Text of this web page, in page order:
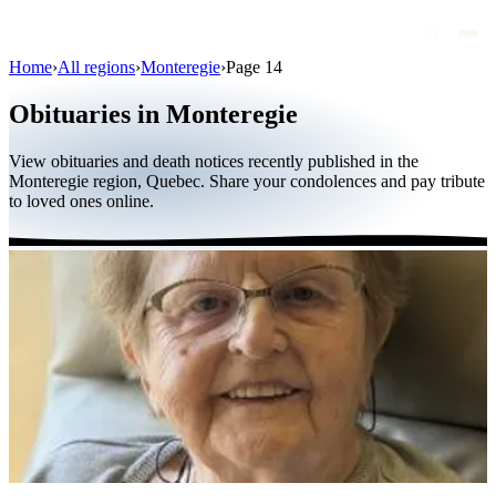
Public figures
Quebec
Canada
International
Funeral homes
Eternea
Blog
Home›All regions›Monteregie›Page 14
Obituaries in Monteregie
View obituaries and death notices recently published in the
Monteregie region, Quebec. Share your condolences and pay tribute
to loved ones online.